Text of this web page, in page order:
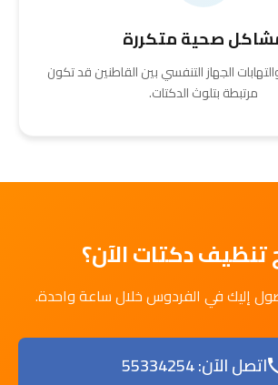
صحية متكررة
الجهاز التنفسي بين القاطنين قد تكون
مرتبطة بتلوث الدكتات.
تنظيف دكتات الآن؟
إليك في الفردوس خلال ساعة واحدة.
اتصل الآن: 55334254